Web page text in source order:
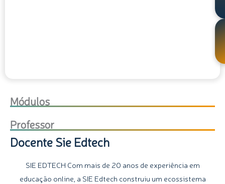
Módulos
Professor
Docente Sie Edtech
SIE EDTECH Com mais de 20 anos de experiência em
educação online, a SIE Edtech construiu um ecossistema